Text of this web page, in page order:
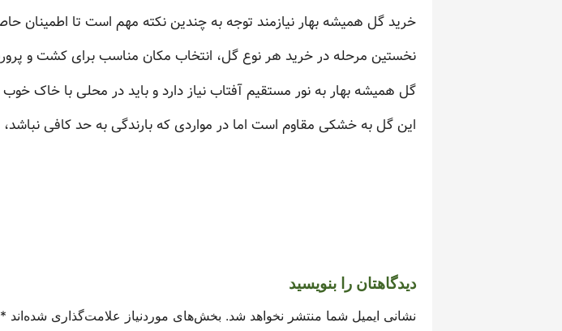
خرید گل همیشه بهار نیازمند توجه به چندین نکته مهم است تا اطمینان
نخستین مرحله در خرید هر نوع گل، انتخاب مکان مناسب برای کشت و
گل همیشه بهار به نور مستقیم آفتاب نیاز دارد و باید در محلی با خاک
این گل به خشکی مقاوم است اما در مواردی که بارندگی به حد کافی نباشد،
دیدگاهتان را بنویسید
نشانی ایمیل شما منتشر نخواهد شد. بخش‌های موردنیاز علامت‌گذاری شده‌اند *